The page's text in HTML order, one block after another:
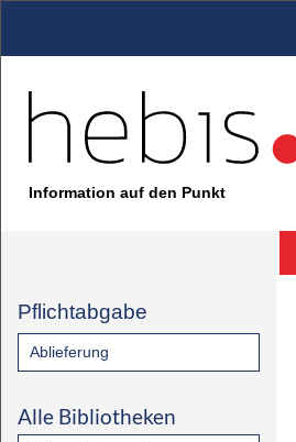
Information auf den Punkt
Pflichtabgabe
Ablieferung
Alle Bibliotheken